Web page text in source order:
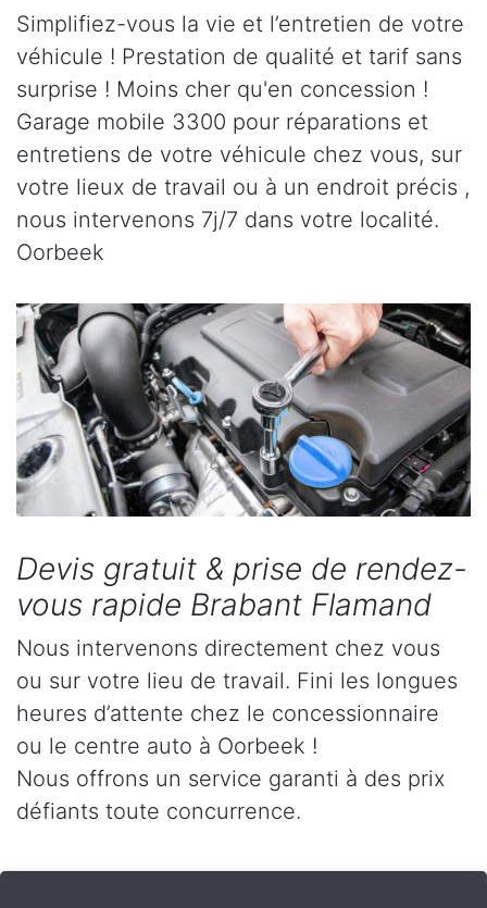
Simplifiez-vous la vie et l’entretien de votre
véhicule ! Prestation de qualité et tarif sans
surprise ! Moins cher qu'en concession !
Garage mobile 3300 pour réparations et
entretiens de votre véhicule chez vous, sur
votre lieux de travail ou à un endroit précis ,
nous intervenons 7j/7 dans votre localité.
Oorbeek
Devis gratuit & prise de rendez-
vous rapide Brabant Flamand
Nous intervenons directement chez vous
ou sur votre lieu de travail. Fini les longues
heures d’attente chez le concessionnaire
ou le centre auto à Oorbeek !
Nous offrons un service garanti à des prix
défiants toute concurrence.